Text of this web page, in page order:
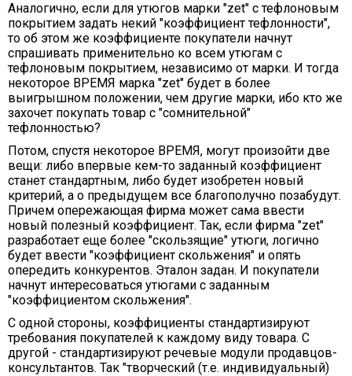
Аналогично, если для утюгов марки "zet" с тефлоновым
покрытием задать некий "коэффициент тефлонности",
то об этом же коэффициенте покупатели начнут
спрашивать применительно ко всем утюгам с
тефлоновым покрытием, независимо от марки. И тогда
некоторое ВРЕМЯ марка "zet" будет в более
выигрышном положении, чем другие марки, ибо кто же
захочет покупать товар с "сомнительной"
тефлонностью?
Потом, спустя некоторое ВРЕМЯ, могут произойти две
вещи: либо впервые кем-то заданный коэффициент
станет стандартным, либо будет изобретен новый
критерий, а о предыдущем все благополучно позабудут.
Причем опережающая фирма может сама ввести
новый полезный коэффициент. Так, если фирма "zet"
разработает еще более "скользящие" утюги, логично
будет ввести "коэффициент скольжения" и опять
опередить конкурентов. Эталон задан. И покупатели
начнут интересоваться утюгами с заданным
"коэффициентом скольжения".
С одной стороны, коэффициенты стандартизируют
требования покупателей к каждому виду товара. С
другой - стандартизируют речевые модули продавцов-
консультантов. Так "творческий (т.е. индивидуальный)